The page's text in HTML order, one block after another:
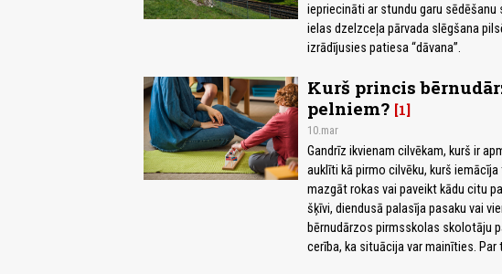
iepriecināti ar stundu garu
ielas dzelzceļa pārvada slēgšana
izrādījusies patiesa “dāvana”.
Kurš princis
pelniem? 1
10.mar
Gandrīz ikvienam cilvēkam, kurš ir
auklīti kā pirmo cilvēku, kurš
mazgāt rokas vai paveikt kādu citu
šķīvi, diendusā palasīja pasaku vai
bērnudārzos pirmsskolas skolotāju
cerība, ka situācija var mainīties. Par